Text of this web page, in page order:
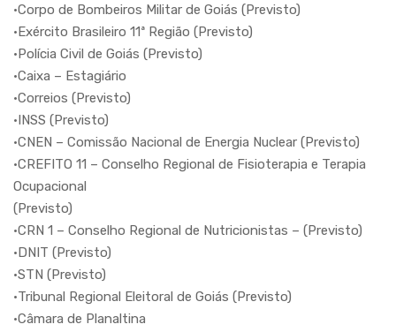
•Corpo de Bombeiros Militar de Goiás (Previsto)
•Exército Brasileiro 11ª Região (Previsto)
•Polícia Civil de Goiás (Previsto)
•Caixa – Estagiário
•Correios (Previsto)
•INSS (Previsto)
•CNEN – Comissão Nacional de Energia Nuclear (Previsto)
•CREFITO 11 – Conselho Regional de Fisioterapia e Terapia
Ocupacional
(Previsto)
•CRN 1 – Conselho Regional de Nutricionistas – (Previsto)
•DNIT (Previsto)
•STN (Previsto)
•Tribunal Regional Eleitoral de Goiás (Previsto)
•Câmara de Planaltina